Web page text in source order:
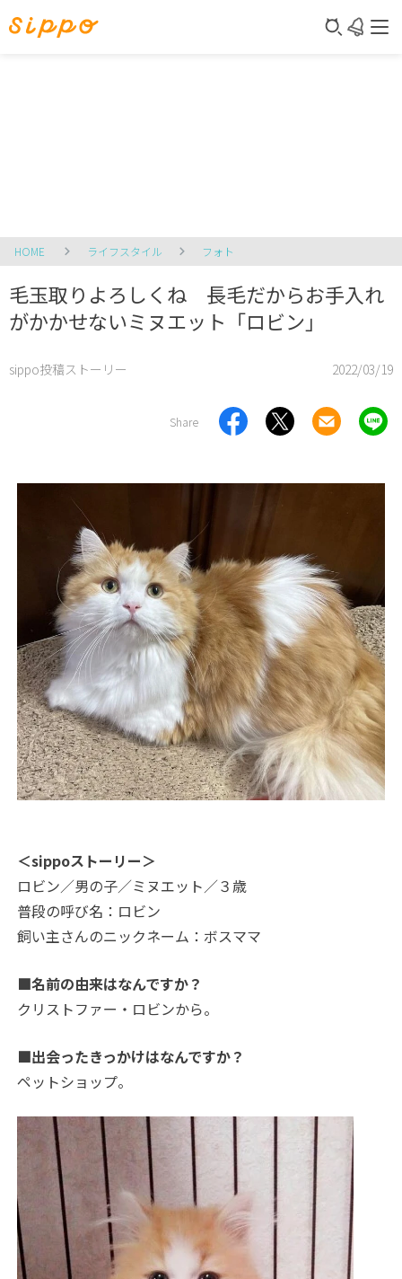
HOME ライフスタイル フォト
毛玉取りよろしくね 長毛だからお手入れ
がかかせないミヌエット「ロビン」
sippo投稿ストーリー 2022/03/19
Share
＜sippoストーリー＞
ロビン／男の子／ミヌエット／３歳
普段の呼び名：ロビン
飼い主さんのニックネーム：ボスママ
■名前の由来はなんですか？
クリストファー・ロビンから。
■出会ったきっかけはなんですか？
ペットショップ。